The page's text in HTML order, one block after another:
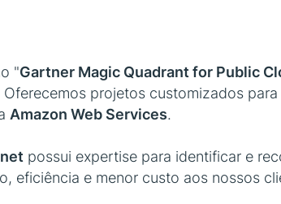
"Gartner Magic Quadrant for Public
projetos customizados
Amazon Web Services.
possui expertise para identificar e
eficiência e menor custo aos nossos